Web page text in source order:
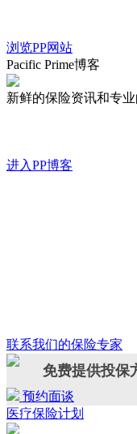
浏览PP网站
Pacific Prime博客
新鲜的保险资讯和专
进入PP博客
联系我们的保险专家
免费提供投保
预约面谈
医疗保险计划